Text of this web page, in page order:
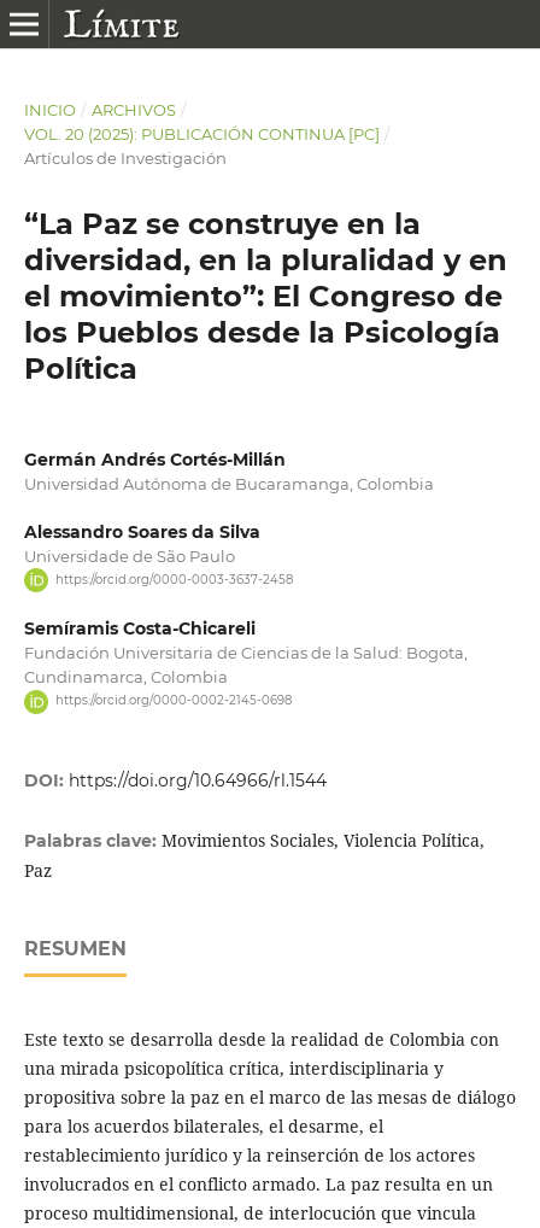
INICIO / ARCHIVOS /
VOL. 20 (2025): PUBLICACIÓN CONTINUA [PC] /
Artículos de Investigación
“La Paz se construye en la
diversidad, en la pluralidad y en
el movimiento”: El Congreso de
los Pueblos desde la Psicología
Política
Germán Andrés Cortés-Millán
Universidad Autónoma de Bucaramanga, Colombia
Alessandro Soares da Silva
Universidade de São Paulo
https://orcid.org/0000-0003-3637-2458
Semíramis Costa-Chicareli
Fundación Universitaria de Ciencias de la Salud: Bogota,
Cundinamarca, Colombia
https://orcid.org/0000-0002-2145-0698
DOI: https://doi.org/10.64966/rl.1544
Palabras clave: Movimientos Sociales, Violencia Política,
Paz
RESUMEN
Este texto se desarrolla desde la realidad de Colombia con
una mirada psicopolítica crítica, interdisciplinaria y
propositiva sobre la paz en el marco de las mesas de diálogo
para los acuerdos bilaterales, el desarme, el
restablecimiento jurídico y la reinserción de los actores
involucrados en el conflicto armado. La paz resulta en un
proceso multidimensional, de interlocución que vincula